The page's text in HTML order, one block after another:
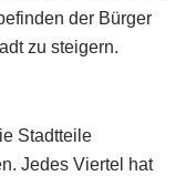
der Bürger
zu steigern.
Stadtteile
Jedes Viertel hat